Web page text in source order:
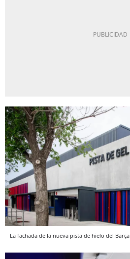
La fachada de la nueva pista de hielo del Barça